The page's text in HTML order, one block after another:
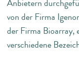
Anbietern
von der Firma
der Firma Bioarray,
verschiedene